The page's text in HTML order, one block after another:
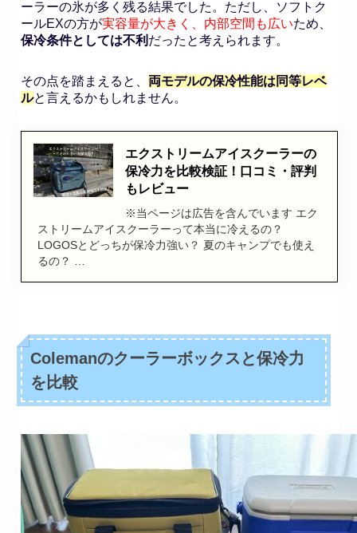
ーラーの氷が多く残る結果でした。ただし、ソフトク
ールEXの方が実容量が大きく、内部空間も広いため、
保冷条件としては不利 だったと考えられます。
その点を踏まえると、 両モデルの保冷性能は同等レベ
ルと言えるかもしれません。
エクストリームアイスクーラーの
保冷力を比較検証！口コミ・評判
もレビュー
※当ページは広告を含んでいます エク
ストリームアイスクーラーって本当に冷えるの？
LOGOSとどっちが保冷力強い？ 夏のキャンプでも使え
るの？ …
Colemanのクーラーボックスと保冷力
を比較